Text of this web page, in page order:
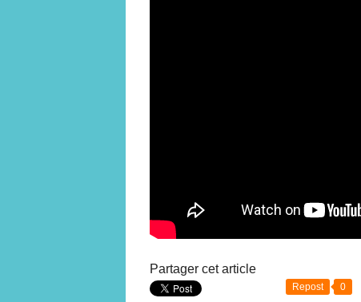
Partager cet article
Repost 0